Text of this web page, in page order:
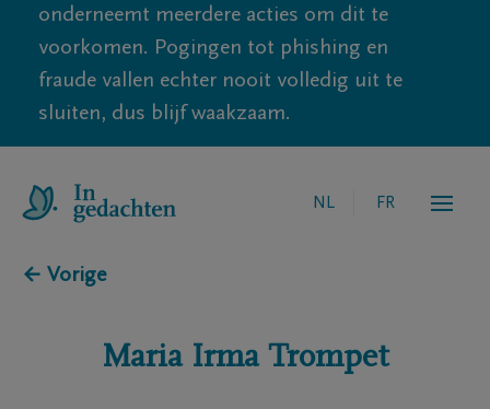
onderneemt meerdere acties om dit te
voorkomen. Pogingen tot phishing en
fraude vallen echter nooit volledig uit te
sluiten, dus blijf waakzaam.
NL FR
← Vorige
Maria Irma Trompet